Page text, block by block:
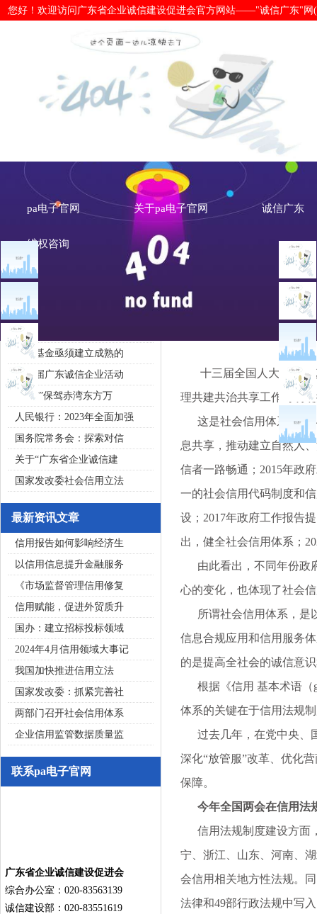
您好！欢迎访问广东省企业诚信建设促进会官方网站——"诚信广东"网
连续9年写入政府工作报告 社会信
全？-pa电子官网
pa电子官网 关于pa电子官网 诚信广东
维权咨询
文章点击排行
重大突发公共卫生事件一
2020广东省守合同重信用企
私募基金亟须建立成熟的
第五届广东诚信企业活动
“诚信”保驾赤湾东方万
人民银行：2023年全面加强
国务院常务会：探索对信
关于“广东省企业诚信建
国家发改委社会信用立法
最新资讯文章
信用报告如何影响经济生
以信用信息提升金融服务
《市场监督管理信用修复
信用赋能，促进外贸质升
国办：建立招标投标领域
2024年4月信用领域大事记
我国加快推进信用立法
国家发改委：抓紧完善社
两部门召开社会信用体系
企业信用监管数据质量监
联系pa电子官网
广东省企业诚信建设促进会
综合办公室：020-83563139
诚信建设部：020-83551619
诚信新闻
十三届全国人大五次会
理共建共治共享工作时明
这是社会信用体系自
息共享，推动建立自然人
信者一路畅通；2015年政
一的社会信用代码制度和
设；2017年政府工作报告
出，健全社会信用体系；
由此看出，不同年份政
心的变化，也体现了社会
所谓社会信用体系，是
信息合规应用和信用服务
的是提高全社会的诚信意
根据《信用 基本术语（
体系的关键在于信用法规
过去几年，在党中央、
深化“放管服”改革、优化
保障。
今年全国两会在信用法
信用法规制度建设方面
宁、浙江、山东、河南、
会信用相关地方性法规。
法律和49部行政法规中写